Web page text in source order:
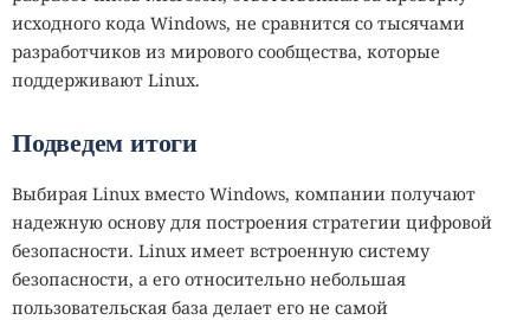
исходного кода Windows, не сравнится со тысячами
разработчиков из мирового сообщества, которые
поддерживают Linux.
Подведем итоги
Выбирая Linux вместо Windows, компании получают
надежную основу для построения стратегии цифровой
безопасности. Linux имеет встроенную систему
безопасности, а его относительно небольшая
пользовательская база делает его не самой